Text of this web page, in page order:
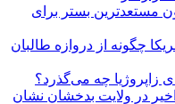
مستعدترین بستر برای
چگونه از دروازه طالبان
زاپروژیا چه می‌گذرد؟
در ولایت بدخشان نشان